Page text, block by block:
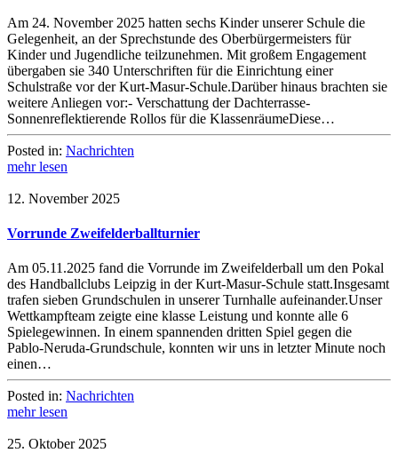
Am 24. November 2025 hatten sechs Kinder unserer Schule die
Gelegenheit, an der Sprechstunde des Oberbürgermeisters für
Kinder und Jugendliche teilzunehmen. Mit großem Engagement
übergaben sie 340 Unterschriften für die Einrichtung einer
Schulstraße vor der Kurt-Masur-Schule.Darüber hinaus brachten sie
weitere Anliegen vor:- Verschattung der Dachterrasse-
Sonnenreflektierende Rollos für die KlassenräumeDiese…
Posted in: Nachrichten
mehr lesen
12. November 2025
Vorrunde Zweifelderballturnier
Am 05.11.2025 fand die Vorrunde im Zweifelderball um den Pokal
des Handballclubs Leipzig in der Kurt-Masur-Schule statt.Insgesamt
trafen sieben Grundschulen in unserer Turnhalle aufeinander.Unser
Wettkampfteam zeigte eine klasse Leistung und konnte alle 6
Spielegewinnen. In einem spannenden dritten Spiel gegen die
Pablo-Neruda-Grundschule, konnten wir uns in letzter Minute noch
einen…
Posted in: Nachrichten
mehr lesen
25. Oktober 2025